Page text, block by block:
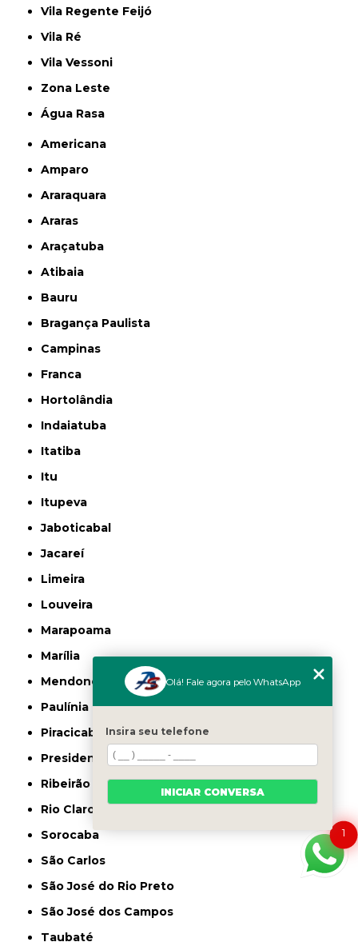
Vila Regente Feijó
Vila Ré
Vila Vessoni
Zona Leste
Água Rasa
Americana
Amparo
Araraquara
Araras
Araçatuba
Atibaia
Bauru
Bragança Paulista
Campinas
Franca
Hortolândia
Indaiatuba
Itatiba
Itu
Itupeva
Jaboticabal
Jacareí
Limeira
Louveira
Marapoama
Marília
Mendonça
Paulínia
Piracicaba
Presidente Prudente
Ribeirão Preto
Rio Claro
Sorocaba
São Carlos
São José do Rio Preto
São José dos Campos
Taubaté
1
Olá! Fale agora pelo WhatsApp
Insira seu telefone
INICIAR CONVERSA